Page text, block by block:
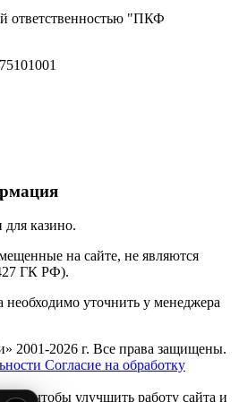
ответственностью "ПКФ
для казино.
на сайте, не являются
ГК РФ).
необходимо уточнить у менеджера
2026 г. Все права защищены.
Согласие на обработку
, чтобы улучшить работу сайта и